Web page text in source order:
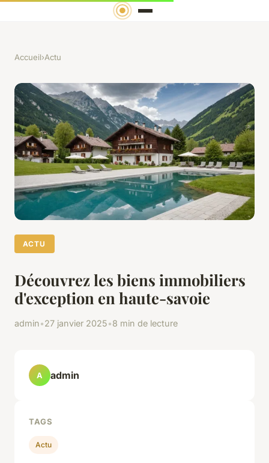
Accueil›Actu
ACTU
Découvrez les biens immobiliers
d'exception en haute-savoie
admin•27 janvier 2025•8 min de lecture
A admin
TAGS
Actu